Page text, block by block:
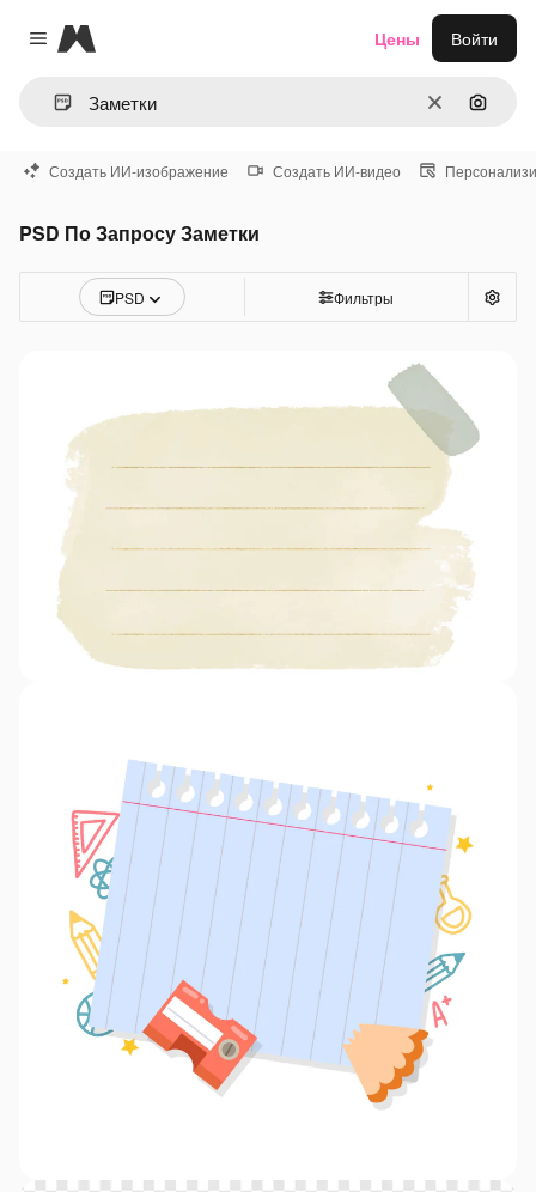
Close menu
Magnific
ОчиститьПоиск
Цены Войти
Создать ИИ-изображение Создать ИИ-видео
PSD По Запросу Заметки
PSD Фильтры